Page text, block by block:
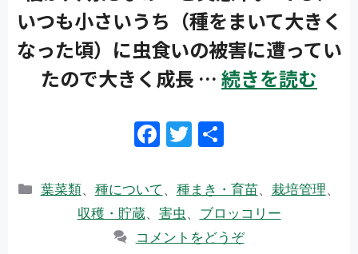
いつも小さいうち（種をまいて大きく
なった頃）に虫食いの被害に遭ってい
たので大きく成長 … 続きを読む
F
e
b
o
T
itt
er
カ
葉菜類、 種について、 種まき・育苗、 栽培管理、
収穫・貯蔵、 害虫、 ブロッコリー
コメントをどうぞ